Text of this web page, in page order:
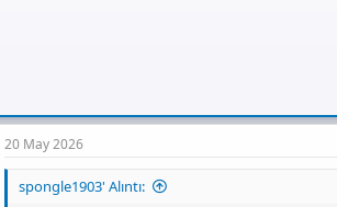
20 May 2026
spongle1903' Alıntı: